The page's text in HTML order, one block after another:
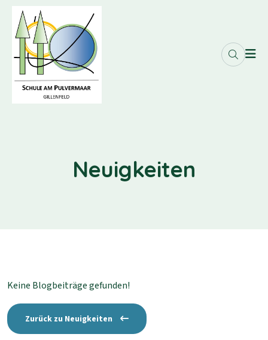
Neuigkeiten
Keine Blogbeiträge gefunden!
Zurück zu Neuigkeiten